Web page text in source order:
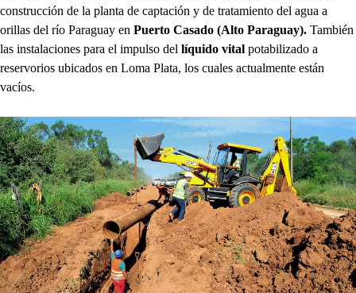
construcción de la planta de captación y de tratamiento del agua a
orillas del río Paraguay en Puerto Casado (Alto Paraguay). También
las instalaciones para el impulso del líquido vital potabilizado a
reservorios ubicados en Loma Plata, los cuales actualmente están
vacíos.